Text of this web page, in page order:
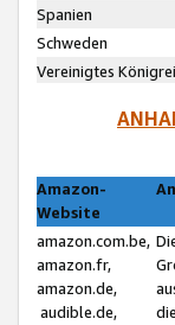
Spanien
Schweden
Vereinigtes
Amazon-
Website
amazon.com.be,
amazon.fr,
amazon.de,
audible.de,